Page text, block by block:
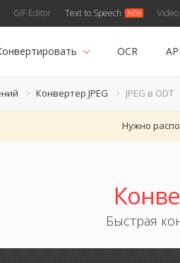
GIF Editor Text to Speech
OCR API
Конвертер JPEG JPEG в ODT
Нужно
Быстрая